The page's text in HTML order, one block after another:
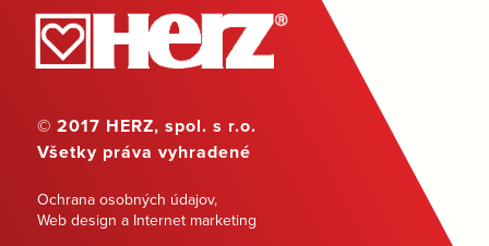
© 2017 HERZ, spol. s r.o.
Všetky práva vyhradené
Ochrana osobných údajov,
Web design a Internet marketing